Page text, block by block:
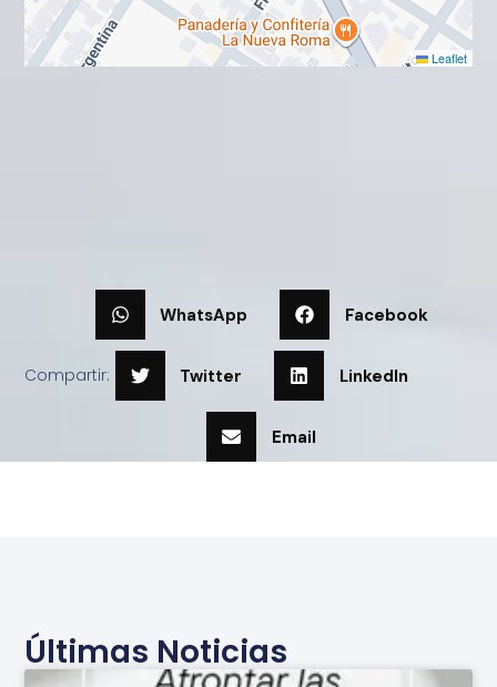
Leaflet
Compartir:
WhatsApp Facebook
Twitter LinkedIn
Email
Últimas Noticias